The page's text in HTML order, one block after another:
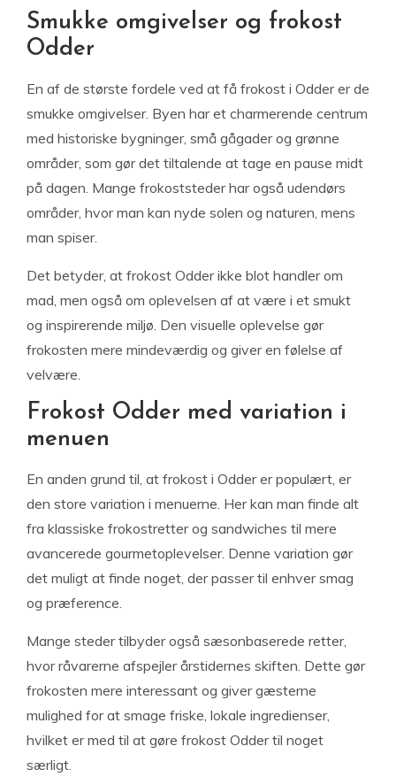
Smukke omgivelser og frokost
Odder
En af de største fordele ved at få frokost i Odder er de
smukke omgivelser. Byen har et charmerende centrum
med historiske bygninger, små gågader og grønne
områder, som gør det tiltalende at tage en pause midt
på dagen. Mange frokoststeder har også udendørs
områder, hvor man kan nyde solen og naturen, mens
man spiser.
Det betyder, at frokost Odder ikke blot handler om
mad, men også om oplevelsen af at være i et smukt
og inspirerende miljø. Den visuelle oplevelse gør
frokosten mere mindeværdig og giver en følelse af
velvære.
Frokost Odder med variation i
menuen
En anden grund til, at frokost i Odder er populært, er
den store variation i menuerne. Her kan man finde alt
fra klassiske frokostretter og sandwiches til mere
avancerede gourmetoplevelser. Denne variation gør
det muligt at finde noget, der passer til enhver smag
og præference.
Mange steder tilbyder også sæsonbaserede retter,
hvor råvarerne afspejler årstidernes skiften. Dette gør
frokosten mere interessant og giver gæsterne
mulighed for at smage friske, lokale ingredienser,
hvilket er med til at gøre frokost Odder til noget
særligt.